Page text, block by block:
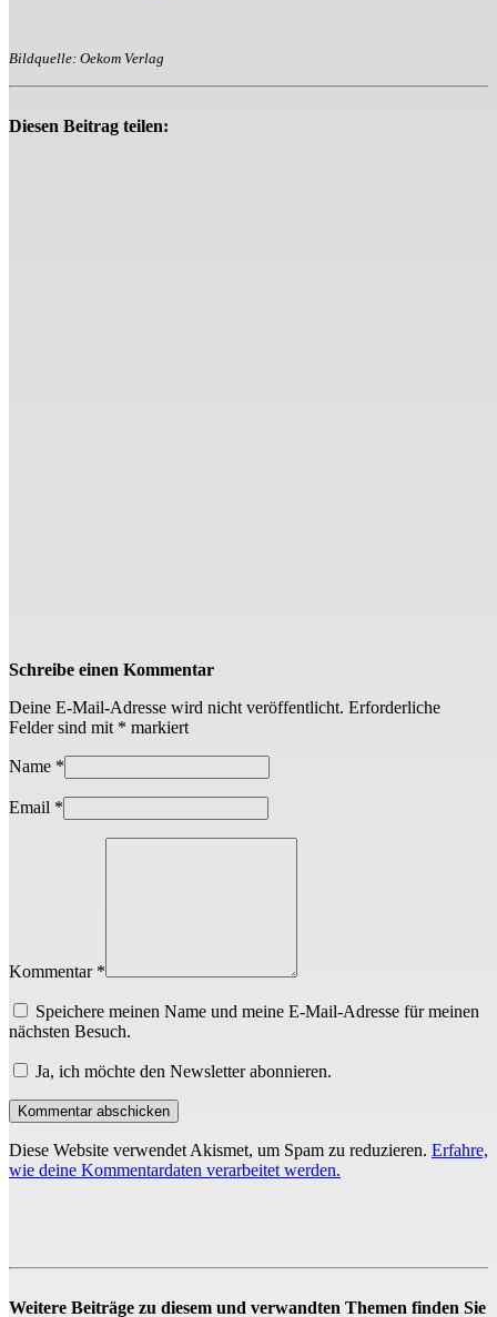
Bildquelle: Oekom Verlag
Diesen Beitrag teilen:
Schreibe einen Kommentar
Deine E-Mail-Adresse wird nicht veröffentlicht. Erforderliche
Felder sind mit * markiert
Name *
Email *
Kommentar *
Speichere meinen Name und meine E-Mail-Adresse für meinen
nächsten Besuch.
Ja, ich möchte den Newsletter abonnieren.
Diese Website verwendet Akismet, um Spam zu reduzieren. Erfahre,
wie deine Kommentardaten verarbeitet werden.
Weitere Beiträge zu diesem und verwandten Themen finden Sie